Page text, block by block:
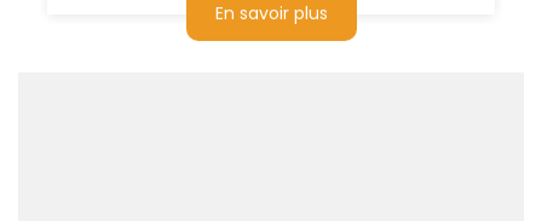
En savoir plus